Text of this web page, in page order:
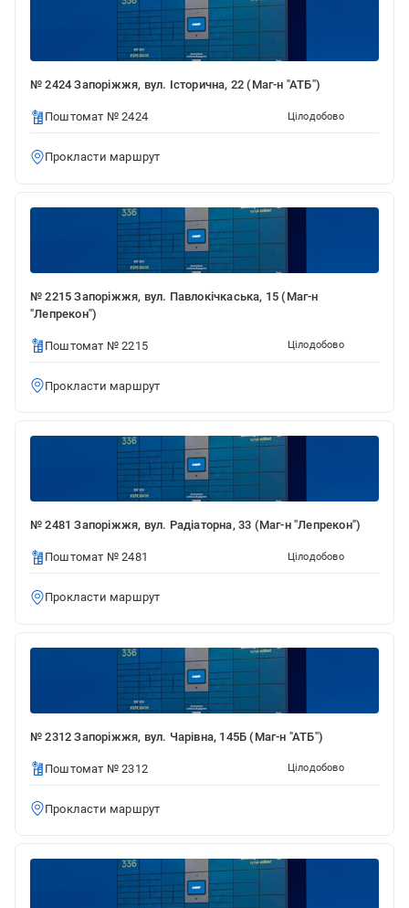
№ 2424 Запоріжжя, вул. Історична, 22 (Маг-н "АТБ")
Поштомат № 2424 Цілодобово
Прокласти маршрут
№ 2215 Запоріжжя, вул. Павлокічкаська, 15 (Маг-н
"Лепрекон")
Поштомат № 2215 Цілодобово
Прокласти маршрут
№ 2481 Запоріжжя, вул. Радіаторна, 33 (Маг-н "Лепрекон")
Поштомат № 2481 Цілодобово
Прокласти маршрут
№ 2312 Запоріжжя, вул. Чарівна, 145Б (Маг-н "АТБ")
Поштомат № 2312 Цілодобово
Прокласти маршрут